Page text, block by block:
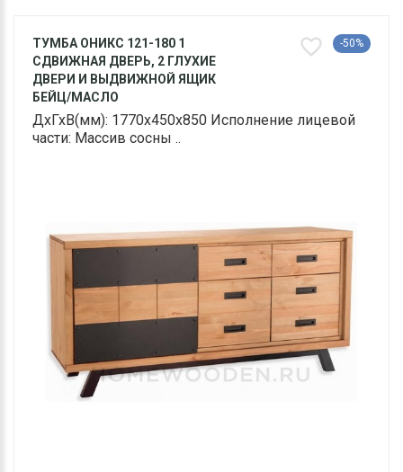
ТУМБА ОНИКС 121-180 1
СДВИЖНАЯ ДВЕРЬ, 2 ГЛУХИЕ
ДВЕРИ И ВЫДВИЖНОЙ ЯЩИК
БЕЙЦ/МАСЛО
-50%
ДхГхВ(мм): 1770х450х850 Исполнение лицевой
части: Массив сосны ..